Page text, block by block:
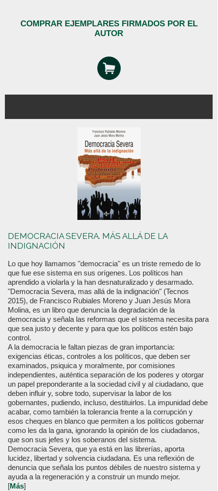
COMPRAR EJEMPLARES FIRMADOS POR EL
AUTOR
DEMOCRACIA SEVERA. MÁS ALLÁ DE LA
INDIGNACIÓN
Lo que hoy llamamos "democracia" es un triste remedo de lo
que fue ese sistema en sus orígenes. Los políticos han
aprendido a violarla y la han desnaturalizado y desarmado.
"Democracia Severa, mas allá de la indignación" (Tecnos
2015), de Francisco Rubiales Moreno y Juan Jesús Mora
Molina, es un libro que denuncia la degradación de la
democracia y señala las reformas que el sistema necesita para
que sea justo y decente y para que los políticos estén bajo
control.
A la democracia le faltan piezas de gran importancia:
exigencias éticas, controles a los políticos, que deben ser
examinados, psiquica y moralmente, por comisiones
independientes, auténtica separación de los poderes y otorgar
un papel preponderante a la sociedad civil y al ciudadano, que
deben influir y, sobre todo, supervisar la labor de los
gobernantes, pudiendo, incluso, destituirlos. La impunidad debe
acabar, como también la tolerancia frente a la corrupción y
esos cheques en blanco que permiten a los políticos gobernar
como les da la gana, ignorando la opinión de los ciudadanos,
que son sus jefes y los soberanos del sistema.
Democracia Severa, que ya está en las librerías, aporta
lucidez, libertad y solvencia ciudadana. Es una reflexión de
denuncia que señala los puntos débiles de nuestro sistema y
ayuda a la regeneración y a construir un mundo mejor.
[Más]